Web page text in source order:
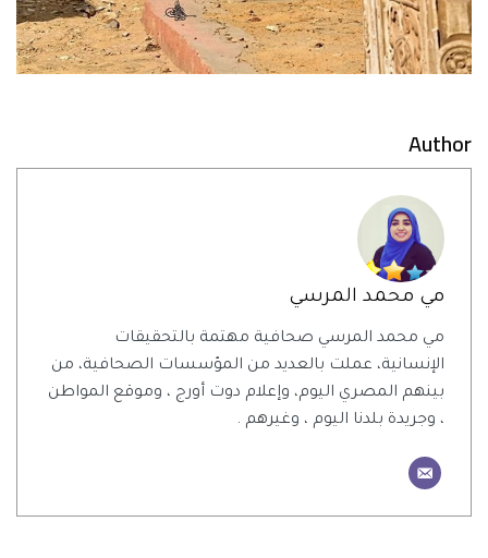
Author
مي محمد المرسي
مي محمد المرسي صحافية مهتمة بالتحقيقات
الإنسانية، عملت بالعديد من المؤسسات الصحافية، من
بينهم المصري اليوم، وإعلام دوت أورج ، وموقع المواطن
، وجريدة بلدنا اليوم ، وغيرهم .